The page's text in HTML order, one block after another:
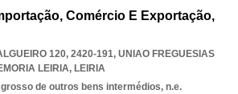
Comércio E Exportação,
120, 2420-191, UNIAO FREGUESIAS
LEIRIA, LEIRIA
de outros bens intermédios, n.e.